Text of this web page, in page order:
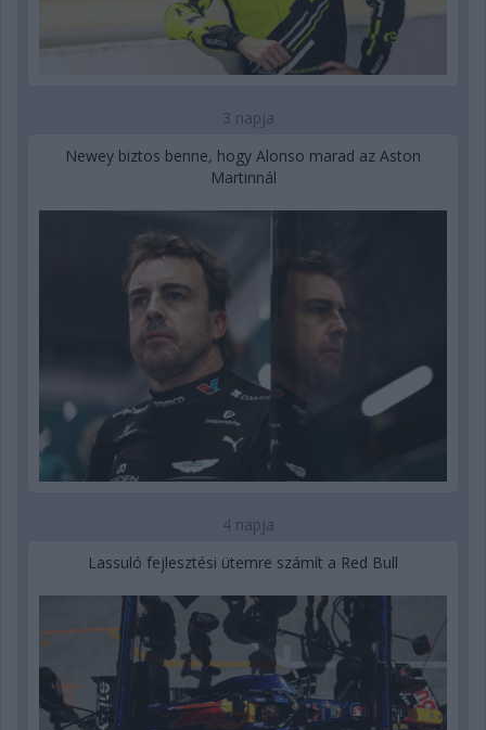
3 napja
Newey biztos benne, hogy Alonso marad az Aston
Martinnál
4 napja
Lassuló fejlesztési ütemre számít a Red Bull